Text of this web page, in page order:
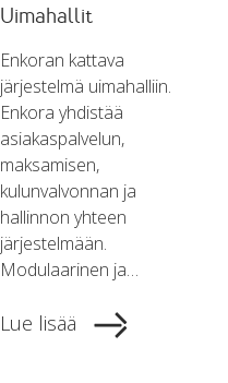
Uimahallit
Enkoran kattava
järjestelmä uimahalliin.
Enkora yhdistää
asiakaspalvelun,
maksamisen,
kulunvalvonnan ja
hallinnon yhteen
järjestelmään.
Modulaarinen ja…
Lue lisää